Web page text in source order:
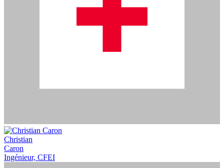
Christian
Caron
Ingénieur, CFEI